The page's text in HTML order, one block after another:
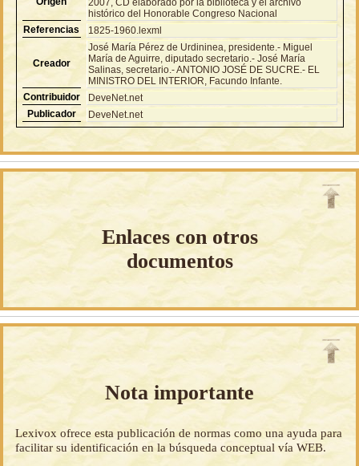
histórico del Honorable Congreso Nacional
Referencias
1825-1960.lexml
Creador
José María Pérez de Urdininea, presidente.- Miguel
María de Aguirre, diputado secretario.- José María
Salinas, secretario.- ANTONIO JOSÉ DE SUCRE.- EL
MINISTRO DEL INTERIOR, Facundo Infante.
Contribuidor
DeveNet.net
Publicador
DeveNet.net
Enlaces con otros
documentos
Nota importante
Lexivox ofrece esta publicación de normas como una ayuda para
facilitar su identificación en la búsqueda conceptual vía WEB.